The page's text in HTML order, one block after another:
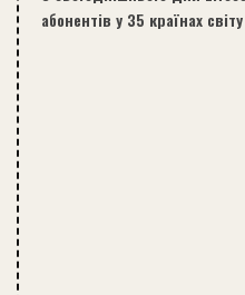
абонентів у 35 країнах світу